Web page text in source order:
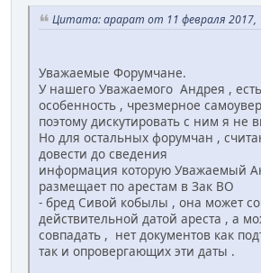
Цитата: арарат от 11 февраля 2017,
Уважаемые Форумчане.
У нашего Уважаемого Андрея ,
особенность , чрезмерное
поэтому дискутировать с ним я не
Но для остальных форумчан ,
довести до сведения
информация которую Уважаемый
размещает по арестам в Зак ВО
- бред Сивой кобылы , она может
действительной датой ареста , а
совпадать , нет документов как
так и опровергающих эти даты .